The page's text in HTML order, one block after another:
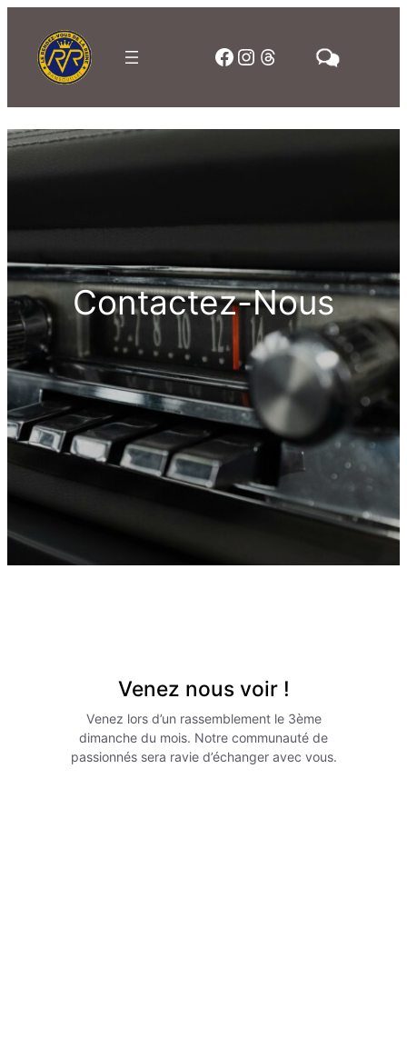
Facebook Instagram Threads
Contactez-Nous
Venez nous voir !
Venez lors d’un rassemblement le 3ème
dimanche du mois. Notre communauté de
passionnés sera ravie d’échanger avec vous.